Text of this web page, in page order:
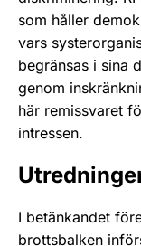
som håller
vars
begränsas i sina
genom
här remissvaret
intressen.
I betänkandet
brottsbalken